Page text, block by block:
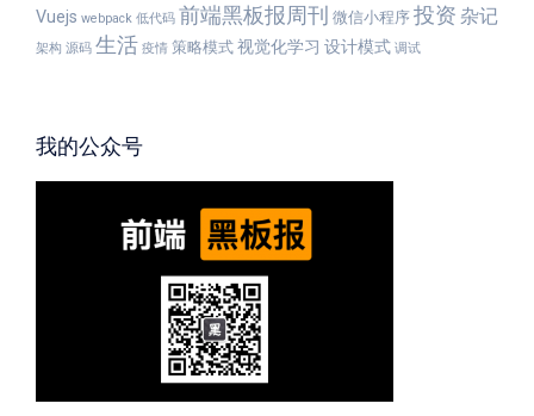
Vuejs webpack 低代码 前端黑板报周刊 微信小程序 投资 杂记
架构 源码 生活 疫情 策略模式 视觉化学习 设计模式 调试
我的公众号